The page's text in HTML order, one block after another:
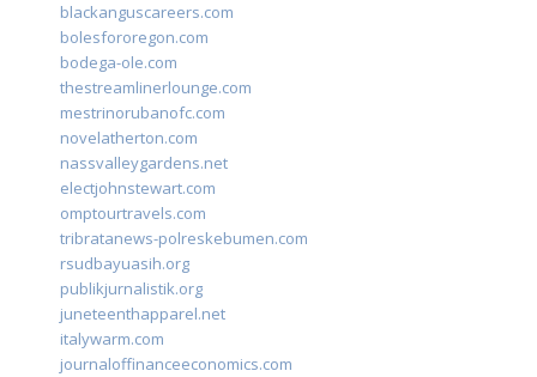
blackanguscareers.com
bolesfororegon.com
bodega-ole.com
thestreamlinerlounge.com
mestrinorubanofc.com
novelatherton.com
nassvalleygardens.net
electjohnstewart.com
omptourtravels.com
tribratanews-polreskebumen.com
rsudbayuasih.org
publikjurnalistik.org
juneteenthapparel.net
italywarm.com
journaloffinanceeconomics.com